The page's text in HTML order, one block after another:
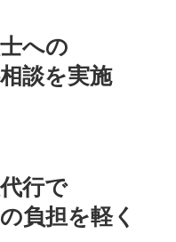
への
談を実施
行で
負担を軽く